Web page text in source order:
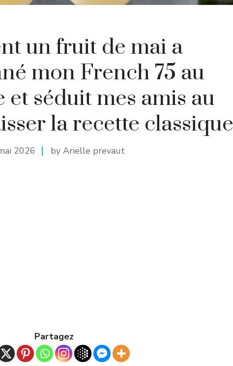
un fruit de mai a
mon French 75 au
et séduit mes amis au
la recette classique
2026 by Arielle prevaut
Partagez